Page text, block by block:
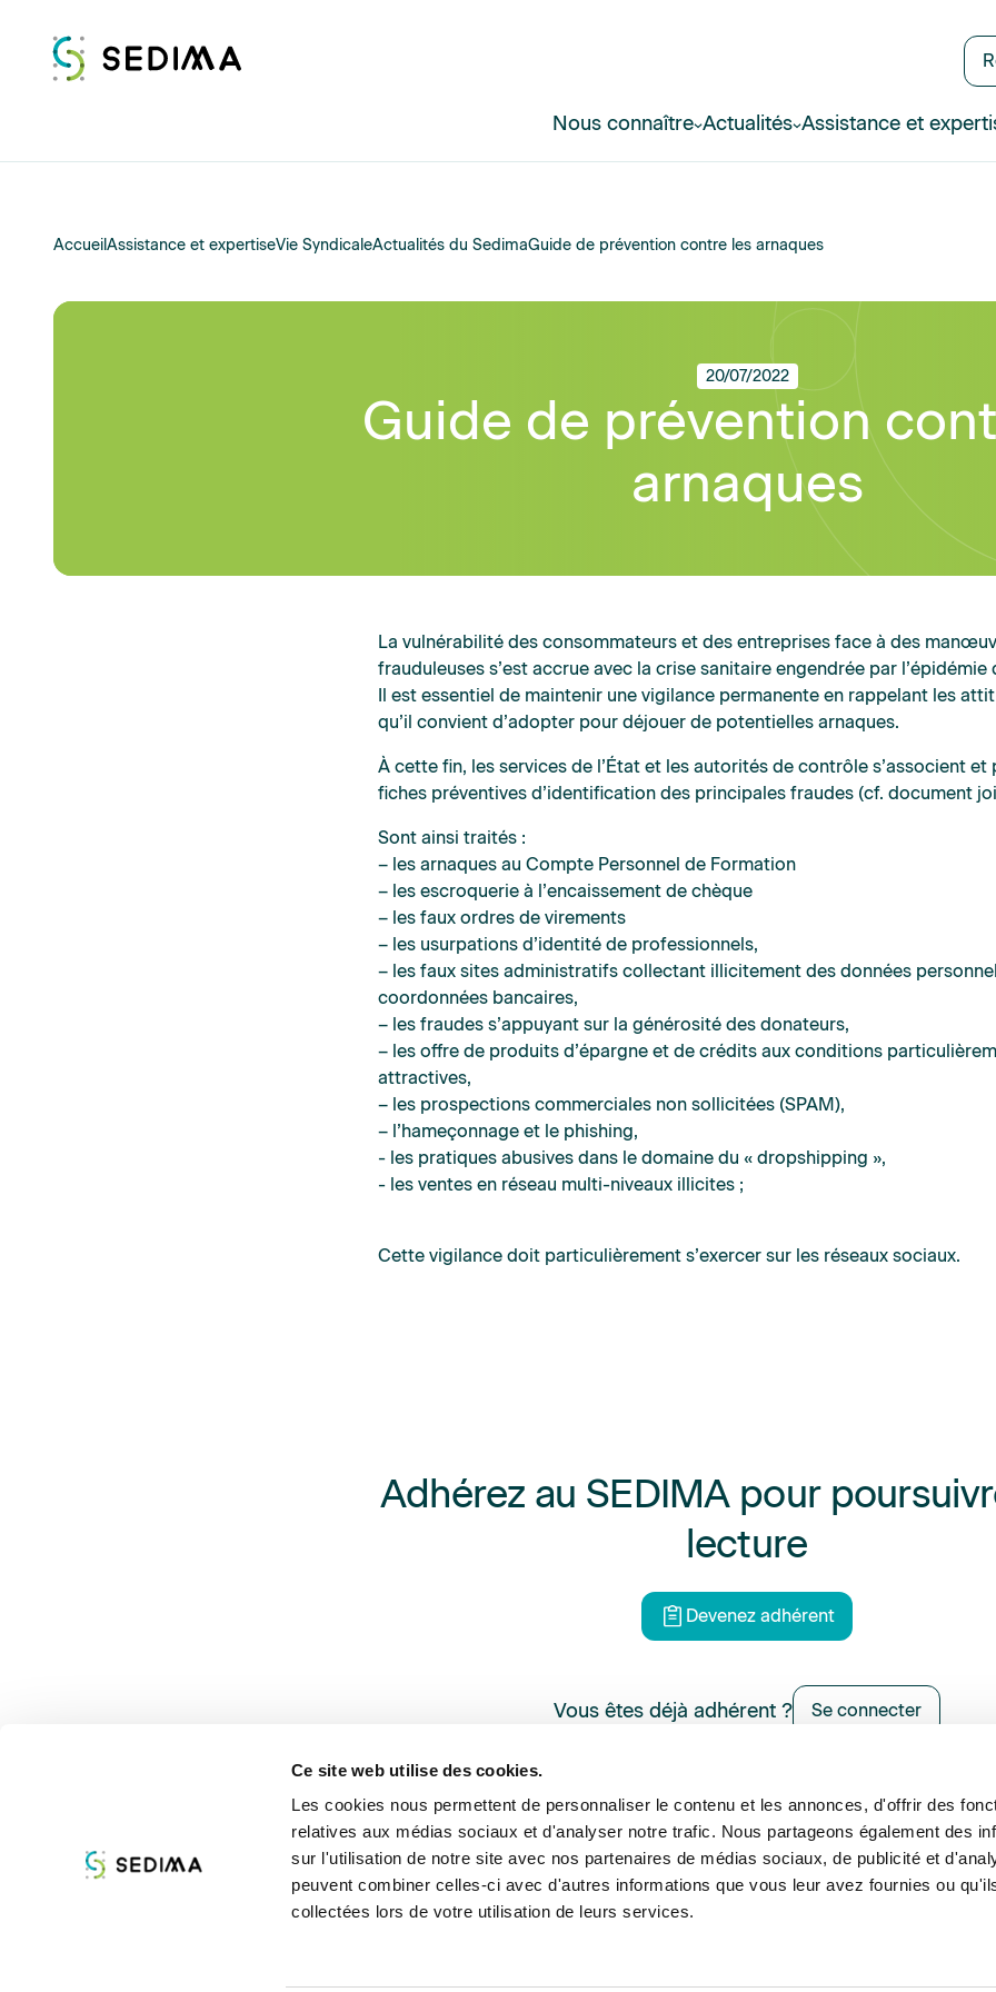
Ce site web utilise des cookies.
Les cookies nous permettent de personnaliser le contenu et les annonces, d'offrir des
relatives aux médias sociaux et d'analyser notre trafic. Nous partageons également des
sur l'utilisation de notre site avec nos partenaires de médias sociaux, de publicité et
peuvent combiner celles-ci avec d'autres informations que vous leur avez fournies ou
collectées lors de votre utilisation de leurs services.
Nous connaître Actualités Assistance et
AccueilAssistance et expertiseVie SyndicaleActualités du SedimaGuide de prévention contre les arnaques
20/07/2022
Guide de prévention
arnaques
La vulnérabilité des consommateurs et des entreprises face à des
frauduleuses s’est accrue avec la crise sanitaire engendrée par l’épidémie
Il est essentiel de maintenir une vigilance permanente en rappelant les
qu’il convient d’adopter pour déjouer de potentielles arnaques.
À cette fin, les services de l’État et les autorités de contrôle s’associent
fiches préventives d’identification des principales fraudes (cf. document
Sont ainsi traités :
– les arnaques au Compte Personnel de Formation
– les escroquerie à l’encaissement de chèque
– les faux ordres de virements
– les usurpations d’identité de professionnels,
– les faux sites administratifs collectant illicitement des données
coordonnées bancaires,
– les fraudes s’appuyant sur la générosité des donateurs,
– les offre de produits d’épargne et de crédits aux conditions
attractives,
– les prospections commerciales non sollicitées (SPAM),
– l’hameçonnage et le phishing,
- les pratiques abusives dans le domaine du « dropshipping »,
- les ventes en réseau multi-niveaux illicites ;
Cette vigilance doit particulièrement s’exercer sur les réseaux sociaux.
Adhérez au SEDIMA pour
lecture
Devenez adhérent
Vous êtes déjà adhérent ? Se connecter
À proposAssistance et expertise FormationsOffres d’emploi
©2026 Sedima